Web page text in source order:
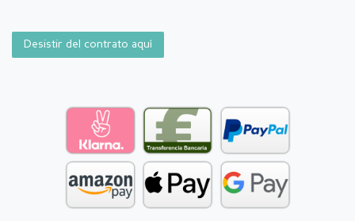
Desistir del contrato aquí